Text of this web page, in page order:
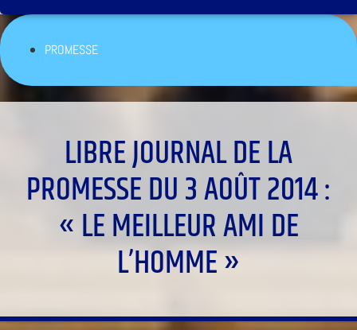
PROMESSE
LIBRE JOURNAL DE LA
PROMESSE DU 3 AOÛT 2014 :
« LE MEILLEUR AMI DE
L’HOMME »